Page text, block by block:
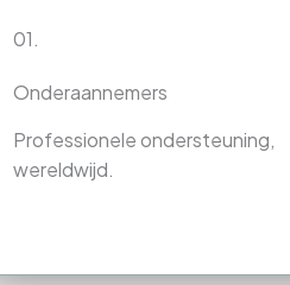
01.
Onderaannemers
Professionele ondersteuning,
wereldwijd.